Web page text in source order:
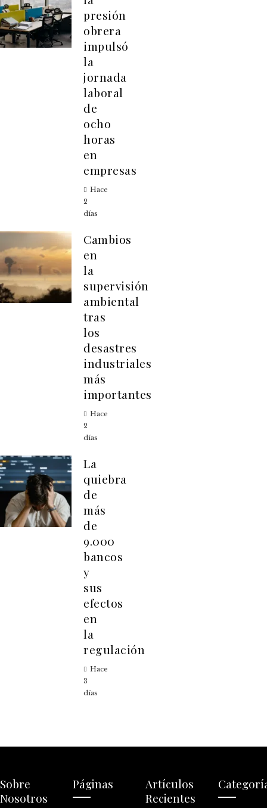
presión
obrera
impulsó
la
jornada
laboral
de
ocho
horas
en
empresas
Hace
2
días
Cambios
en
la
supervisión
ambiental
tras
los
desastres
industriales
más
importantes
Hace
2
días
La
quiebra
de
más
de
9.000
bancos
y
sus
efectos
en
la
regulación
Hace
3
días
Sobre
Nosotros
Páginas
Artículos
Recientes